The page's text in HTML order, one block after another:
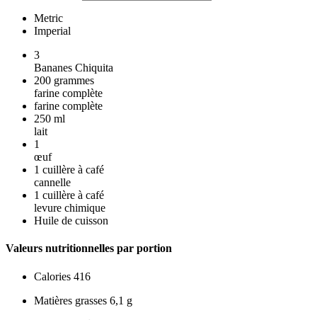
Metric
Imperial
3
Bananes Chiquita
200 grammes
farine complète
farine complète
250 ml
lait
1
œuf
1 cuillère à café
cannelle
1 cuillère à café
levure chimique
Huile de cuisson
Valeurs nutritionnelles par portion
Calories 416
Matières grasses 6,1 g